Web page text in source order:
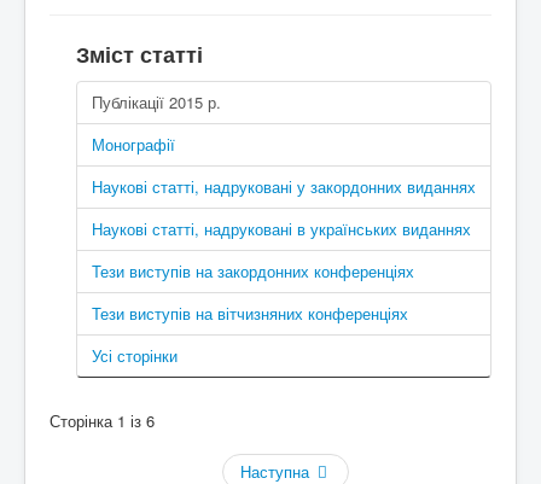
Документи
Аспірантура/Докторантура
Публікації
Події
Контакти
Зміст статті
Публікації 2015 р.
Монографії
Наукові статті, надруковані у закордонних виданнях
Наукові статті, надруковані в українських виданнях
Тези виступів на закордонних конференціях
Тези виступів на вітчизняних конференціях
Усі сторінки
Сторінка 1 із 6
Наступна